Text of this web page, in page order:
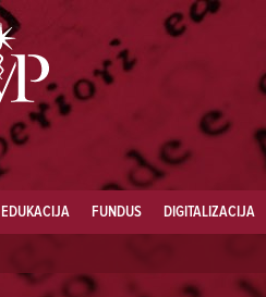
EDUKACIJA FUNDUS DIGITALIZACIJA